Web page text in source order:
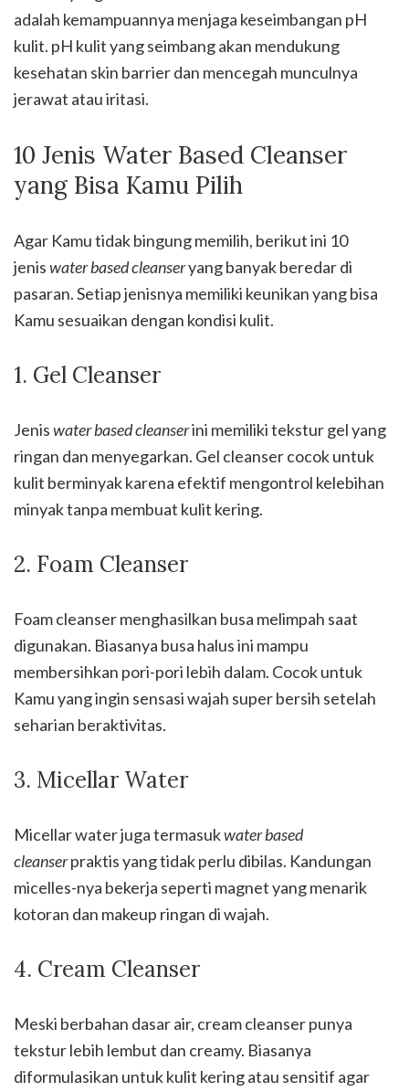
adalah kemampuannya menjaga keseimbangan pH
kulit. pH kulit yang seimbang akan mendukung
kesehatan skin barrier dan mencegah munculnya
jerawat atau iritasi.
10 Jenis Water Based Cleanser
yang Bisa Kamu Pilih
Agar Kamu tidak bingung memilih, berikut ini 10
jeniswater based cleanseryang banyak beredar di
pasaran. Setiap jenisnya memiliki keunikan yang bisa
Kamu sesuaikan dengan kondisi kulit.
1. Gel Cleanser
Jeniswater based cleanserini memiliki tekstur gel yang
ringan dan menyegarkan. Gel cleanser cocok untuk
kulit berminyak karena efektif mengontrol kelebihan
minyak tanpa membuat kulit kering.
2. Foam Cleanser
Foam cleanser menghasilkan busa melimpah saat
digunakan. Biasanya busa halus ini mampu
membersihkan pori-pori lebih dalam. Cocok untuk
Kamu yang ingin sensasi wajah super bersih setelah
seharian beraktivitas.
3. Micellar Water
Micellar water juga termasukwater based
cleanserpraktis yang tidak perlu dibilas. Kandungan
micelles-nya bekerja seperti magnet yang menarik
kotoran dan makeup ringan di wajah.
4. Cream Cleanser
Meski berbahan dasar air, cream cleanser punya
tekstur lebih lembut dan creamy. Biasanya
diformulasikan untuk kulit kering atau sensitif agar